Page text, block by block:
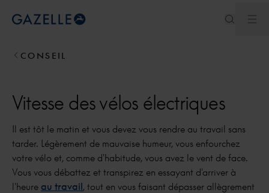
Royal Dutch Gazelle
CONSEIL
Vitesse des vélos électriques
Il est tôt le matin et vous devez vous rendre au travail sans
tarder. Légèrement de mauvaise humeur, vous enfourchez
votre vélo et, comme d'habitude, vous avez le vent de face.
Vous vous débattez et transpirez en essayant d'arriver à
l'heure au travail, tout en vous faisant dépasser allègrement